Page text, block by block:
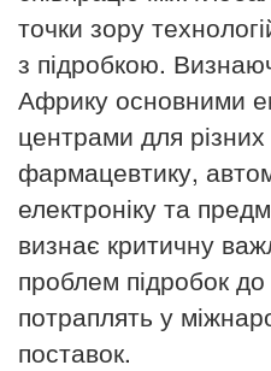
точки зору
з підробкою.
Африку основними
центрами для різних
фармацевтику,
електроніку та
визнає критичну
проблем підробок до
потраплять у
поставок.